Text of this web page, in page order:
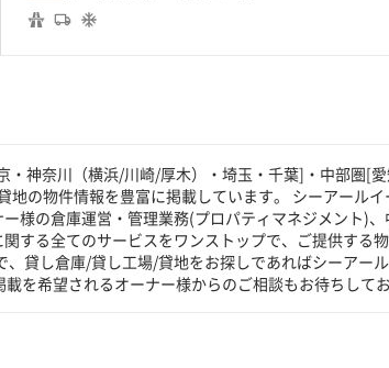
神奈川（横浜/川崎/厚木）・埼玉・千葉]・中部圏[
の物件情報を豊富に掲載しています。 シーアールイ
様の倉庫運営・管理業務(プロパティマネジメント)、
する全てのサービスをワンストップで、ご提供する
貸し倉庫/貸し工場/貸地をお探しであればシーアー
を希望されるオーナー様からのご相談もお待ちしてお